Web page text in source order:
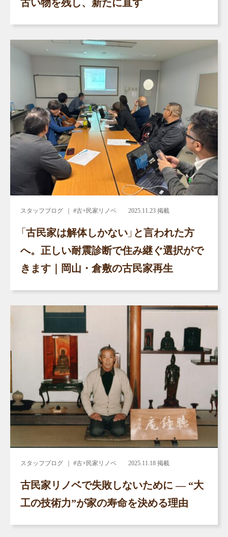
古い物を残し、新たに直す
スタッフブログ ｜ #古+民家リノベ 2025.11.23 掲載
「古民家は解体しかない」と言われた方
へ。正しい耐震診断で住み継ぐ選択がで
きます｜岡山・倉敷の古民家再生
スタッフブログ ｜ #古+民家リノベ 2025.11.18 掲載
古民家リノベで失敗しないために ― “大
工の技術力”が家の寿命を決める理由